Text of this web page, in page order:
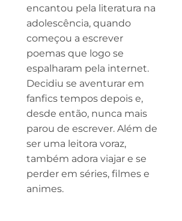
encantou pela literatura na
adolescência, quando
começou a escrever
poemas que logo se
espalharam pela internet.
Decidiu se aventurar em
fanfics tempos depois e,
desde então, nunca mais
parou de escrever. Além de
ser uma leitora voraz,
também adora viajar e se
perder em séries, filmes e
animes.